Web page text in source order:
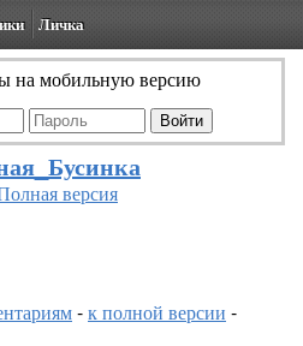
Личка
на мобильную версию
версия
-к полной версии -